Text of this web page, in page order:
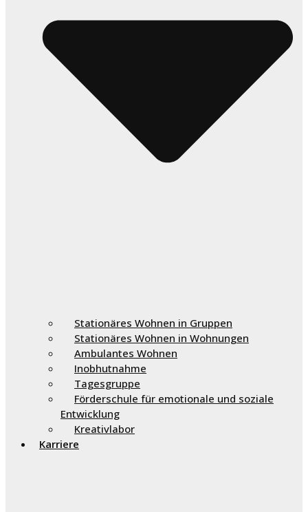
Stationäres Wohnen in Gruppen
Stationäres Wohnen in Wohnungen
Ambulantes Wohnen
Inobhutnahme
Tagesgruppe
Förderschule für emotionale und soziale
Entwicklung
Kreativlabor
Karriere